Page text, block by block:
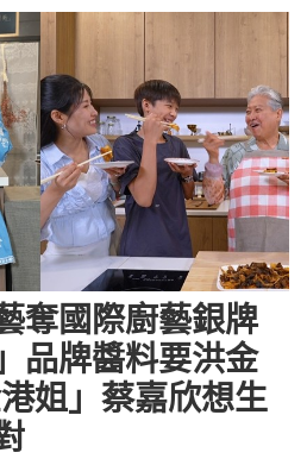
奪國際廚藝銀牌
品牌醬料要洪金
姐」蔡嘉欣想生